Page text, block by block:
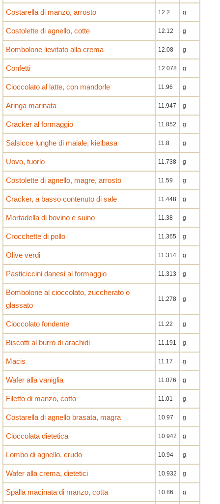
Costarella di manzo, arrosto 12.2 g
Costolette di agnello, cotte 12.12 g
Bombolone lievitato alla crema 12.08 g
Confetti 12.078 g
Cioccolato al latte, con mandorle 11.96 g
Aringa marinata 11.947 g
Cracker al formaggio 11.852 g
Salsicce lunghe di maiale, kielbasa 11.8 g
Uovo, tuorlo 11.738 g
Costolette di agnello, magre, arrosto 11.59 g
Cracker, a basso contenuto di sale 11.448 g
Mortadella di bovino e suino 11.38 g
Crocchette di pollo 11.365 g
Olive verdi 11.314 g
Pasticiccini danesi al formaggio 11.313 g
Bombolone al cioccolato, zuccherato o
glassato
11.278 g
Cioccolato fondente 11.22 g
Biscotti al burro di arachidi 11.191 g
Macis 11.17 g
Wafer alla vaniglia 11.076 g
Filetto di manzo, cotto 11.01 g
Costarella di agnello brasata, magra 10.97 g
Cioccolata dietetica 10.942 g
Lombo di agnello, crudo 10.94 g
Wafer alla crema, dietetici 10.932 g
Spalla macinata di manzo, cotta 10.86 g